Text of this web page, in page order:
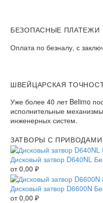
БЕЗОПАСНЫЕ ПЛАТЕЖИ​
Оплата по безналу, с
ШВЕЙЦАРСКАЯ
Уже более 40 лет Belimo
исполнительные
инженерных систем.
ЗАТВОРЫ С ПРИВОДАМИ
Дисковый затвор D640NL
от0,00 ₽
Дисковый затвор D6600N
от0,00 ₽